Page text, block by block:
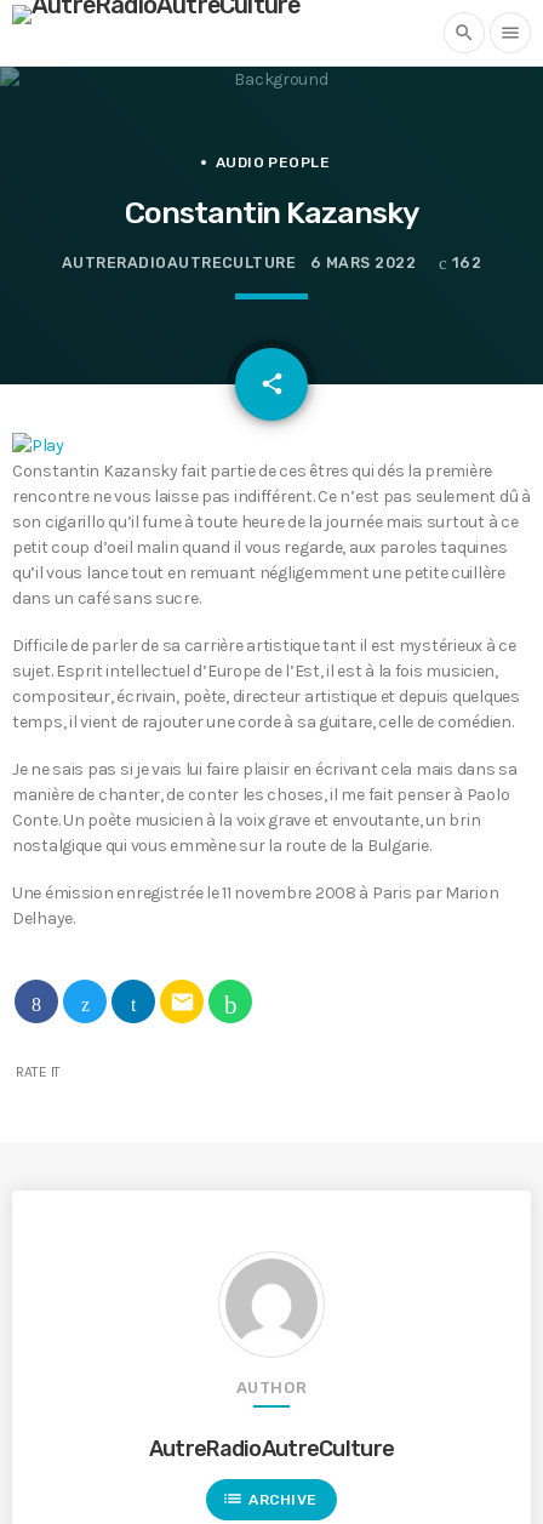
search menu
AUDIO PEOPLE
Constantin Kazansky
AUTRERADIOAUTRECULTURE 6 MARS 2022 162
share
email
Constantin Kazansky fait partie de ces êtres qui dés la première
rencontre ne vous laisse pas indifférent. Ce n’est pas seulement dû à
son cigarillo qu’il fume à toute heure de la journée mais surtout à ce
petit coup d’oeil malin quand il vous regarde, aux paroles taquines
qu’il vous lance tout en remuant négligemment une petite cuillère
dans un café sans sucre.
Difficile de parler de sa carrière artistique tant il est mystérieux à ce
sujet. Esprit intellectuel d’Europe de l’Est, il est à la fois musicien,
compositeur, écrivain, poète, directeur artistique et depuis quelques
temps, il vient de rajouter une corde à sa guitare, celle de comédien.
Je ne sais pas si je vais lui faire plaisir en écrivant cela mais dans sa
manière de chanter, de conter les choses, il me fait penser à Paolo
Conte. Un poète musicien à la voix grave et envoutante, un brin
nostalgique qui vous emmène sur la route de la Bulgarie.
Une émission enregistrée le 11 novembre 2008 à Paris par Marion
Delhaye.
email
RATE IT
AUTHOR
AutreRadioAutreCulture
list ARCHIVE